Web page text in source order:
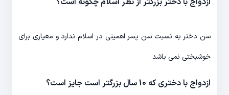
سن دختر به نسبت سن پسر اهمیتی در اسلام ندارد و معیاری برای
خوشبختی نمی باشد
ازدواج با دختری که 10 سال بزرگتر است جایز است؟